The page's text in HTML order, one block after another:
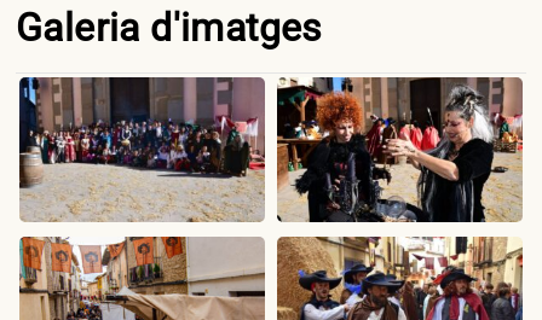
Galeria d'imatges